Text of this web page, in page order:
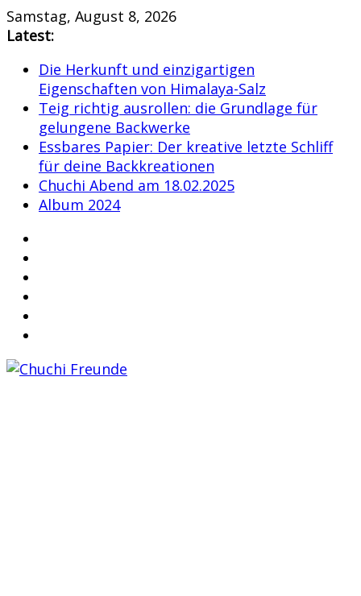
Skip
to
Samstag, August 8, 2026
Latest:
Die Herkunft und einzigartigen
Eigenschaften von Himalaya-Salz
Teig richtig ausrollen: die Grundlage für
gelungene Backwerke
Essbares Papier: Der kreative letzte Schliff
für deine Backkreationen
Chuchi Abend am 18.02.2025
Album 2024